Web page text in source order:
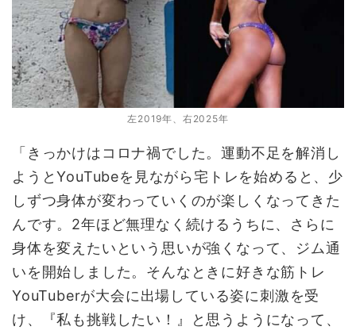
左2019年、右2025年
「きっかけはコロナ禍でした。運動不足を解消し
ようとYouTubeを見ながら宅トレを始めると、少
しずつ身体が変わっていくのが楽しくなってきた
んです。2年ほど無理なく続けるうちに、さらに
身体を変えたいという思いが強くなって、ジム通
いを開始しました。そんなときに好きな筋トレ
YouTuberが大会に出場している姿に刺激を受
け、『私も挑戦したい！』と思うようになって、